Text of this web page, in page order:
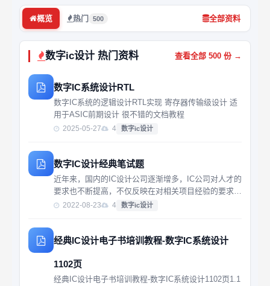
概览 热门 500 全部资料
数字ic设计 热门资料 查看全部 500 份 →
数字IC系统设计RTL
数字IC系统的逻辑设计RTL实现 寄存器传输级设计 适
用于ASIC前期设计 很不错的文档教程
2025-05-27 4 数字ic设计
数字IC设计经典笔试题
近年来，国内的IC设计公司逐渐增多，IC公司对人才的
要求也不断提高，不仅反映在对相关项目经验的要求，
更体现在专业笔试题目难度的增加和广度的延伸。为参
2022-08-23 4 数字ic设计
经典IC设计电子书培训教程-数字IC系统设计
1102页
经典IC设计电子书培训教程-数字IC系统设计1102页1.1